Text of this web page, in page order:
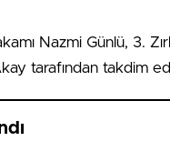
Nazmi Günlü, 3.
tarafından takdim